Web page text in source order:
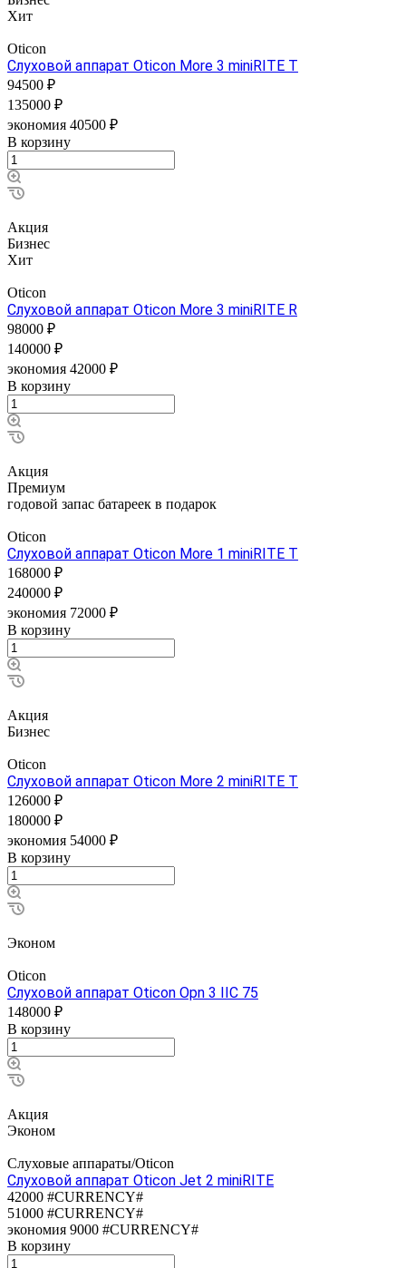
Хит
Oticon
Слуховой аппарат Oticon More 3 miniRITE T
94500 ₽
135000 ₽
экономия 40500 ₽
В корзину
Акция
Бизнес
Хит
Oticon
Слуховой аппарат Oticon More 3 miniRITE R
98000 ₽
140000 ₽
экономия 42000 ₽
В корзину
Акция
Премиум
годовой запас батареек в подарок
Oticon
Слуховой аппарат Oticon More 1 miniRITE T
168000 ₽
240000 ₽
экономия 72000 ₽
В корзину
Акция
Бизнес
Oticon
Слуховой аппарат Oticon More 2 miniRITE T
126000 ₽
180000 ₽
экономия 54000 ₽
В корзину
Эконом
Oticon
Слуховой аппарат Oticon Opn 3 IIC 75
148000 ₽
В корзину
Акция
Эконом
Слуховые аппараты/Oticon
Слуховой аппарат Oticon Jet 2 miniRITE
42000 #CURRENCY#
51000 #CURRENCY#
экономия 9000 #CURRENCY#
В корзину